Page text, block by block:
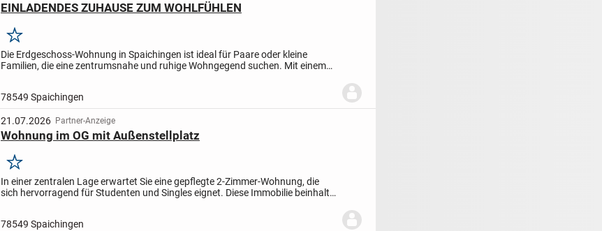
EINLADENDES ZUHAUSE ZUM WOHLFÜHLEN
Merken
Die Erdgeschoss-Wohnung in Spaichingen ist ideal für Paare oder kleine
Familien, die eine zentrumsnahe und ruhige Wohngegend suchen. Mit einem
78549 Spaichingen
21.07.2026 Partner-Anzeige
Wohnung im OG mit Außenstellplatz
Merken
In einer zentralen Lage erwartet Sie eine gepflegte 2-Zimmer-Wohnung, die
sich hervorragend für Studenten und Singles eignet. Diese Immobilie beinhaltet
78549 Spaichingen